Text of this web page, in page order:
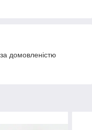
домовленістю